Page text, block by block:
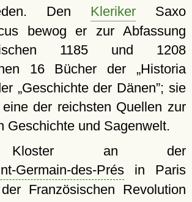
Den KlerikerSaxo
bewog er zur Abfassung
1185 und 1208
16 Bücher der
Historia
Geschichte der Dänen ; sie
der reichsten Quellen zur
Geschichte und Sagenwelt.
an der
Germain-des-Présin Paris
Französischen Revolution